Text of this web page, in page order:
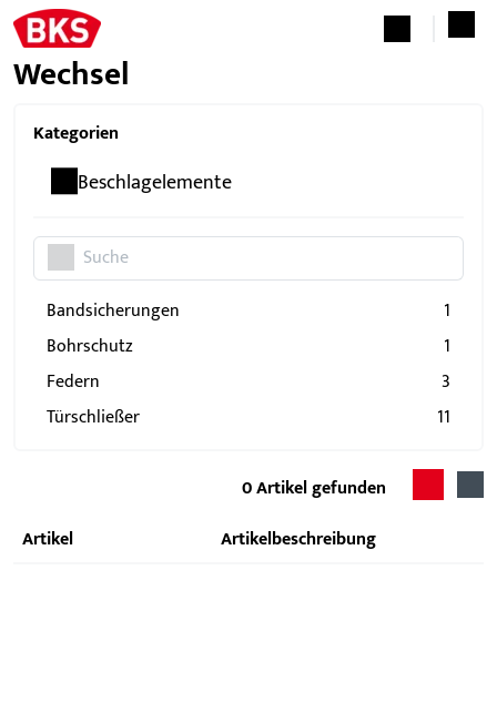
Wechsel
Kategorien
Beschlagelemente
Bandsicherungen
1
Bohrschutz
1
Federn
3
Türschließer
11
Artikel gefunden
Artikel
Artikelbeschreibung